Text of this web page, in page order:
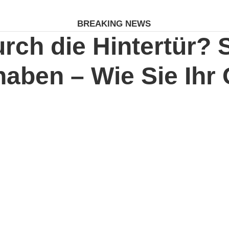
BREAKING NEWS
die Hintertür?
– Wie Sie Ihr